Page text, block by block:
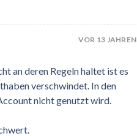
VOR 13 JAHREN
an deren Regeln haltet ist es
verschwindet. In den
nicht genutzt wird.